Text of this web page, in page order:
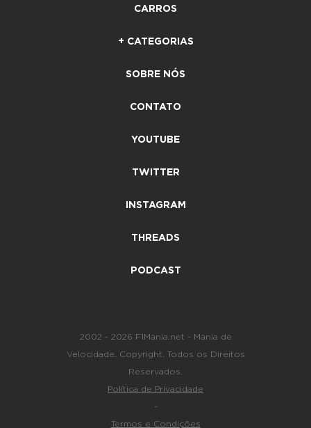
CARROS
+ CATEGORIAS
SOBRE NÓS
CONTATO
YOUTUBE
TWITTER
INSTAGRAM
THREADS
PODCAST
2002 - 2026 F1Mania.net - Mania de
Velocidade. Copyright. Todos os Direitos
Reservados.
Política de Privacidade
-
Termos e Condições